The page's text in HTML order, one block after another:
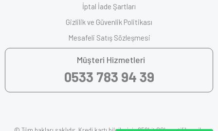
İptal İade Şartları
Gizlilik ve Güvenlik Politikası
Mesafeli Satış Sözleşmesi
Müşteri Hizmetleri
0533 783 94 39